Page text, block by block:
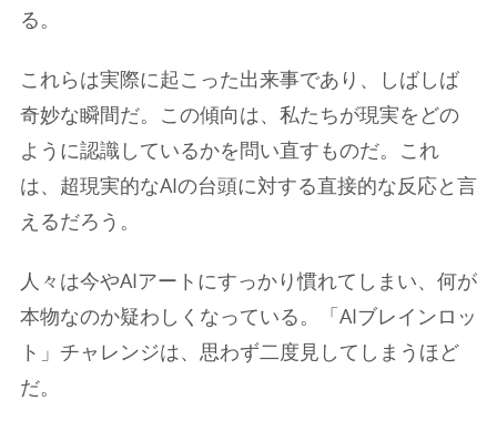
る。
これらは実際に起こった出来事であり、しばしば
奇妙な瞬間だ。この傾向は、私たちが現実をどの
ように認識しているかを問い直すものだ。これ
は、超現実的なAIの台頭に対する直接的な反応と言
えるだろう。
人々は今やAIアートにすっかり慣れてしまい、何が
本物なのか疑わしくなっている。「AIブレインロッ
ト」チャレンジは、思わず二度見してしまうほど
だ。